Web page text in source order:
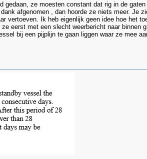
ze moesten constant dat rig in de
afgenomen , dan hoorde ze niets meer. Je
Ik heb eigenlijk geen idee hoe het
eerst met een slecht weerbericht naar binnen
bij een pijplijn te gaan liggen waar ze mee